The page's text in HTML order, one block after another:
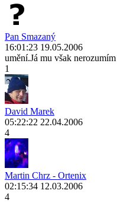
Pan Smazaný
16:01:23 19.05.2006
umění.Já mu však nerozumím
1
David Marek
05:22:22 22.04.2006
4
Martin Chrz - Ortenix
02:15:34 12.03.2006
4